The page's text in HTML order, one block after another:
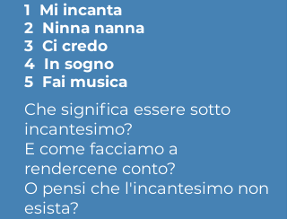
1 Mi incanta
2 Ninna nanna
3 Ci credo
4 In sogno
5 Fai musica
Che significa essere sotto
incantesimo?
E come facciamo a
rendercene conto?
O pensi che l'incantesimo non
esista?